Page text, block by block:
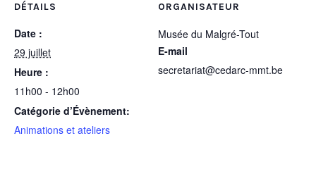
DÉTAILS
Date :
29 juillet
Heure :
11h00 - 12h00
Catégorie d’Évènement:
Animations et ateliers
ORGANISATEUR
Musée du Malgré-Tout
E-mail
secretariat@cedarc-mmt.be